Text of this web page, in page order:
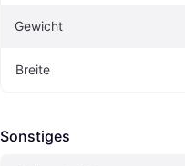
Gewicht
Breite
Sonstiges